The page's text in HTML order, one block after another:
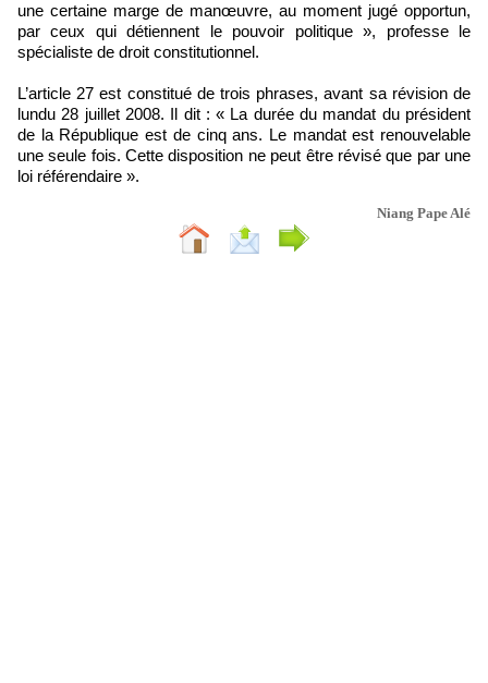
une certaine marge de manœuvre, au moment jugé opportun,
par ceux qui détiennent le pouvoir politique », professe le
spécialiste de droit constitutionnel.
L’article 27 est constitué de trois phrases, avant sa révision de
lundu 28 juillet 2008. Il dit : « La durée du mandat du président
de la République est de cinq ans. Le mandat est renouvelable
une seule fois. Cette disposition ne peut être révisé que par une
loi référendaire ».
Niang Pape Alé